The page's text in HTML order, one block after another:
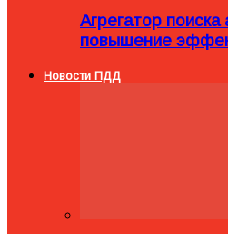
Агрегатор
повышение
Новости ПДД